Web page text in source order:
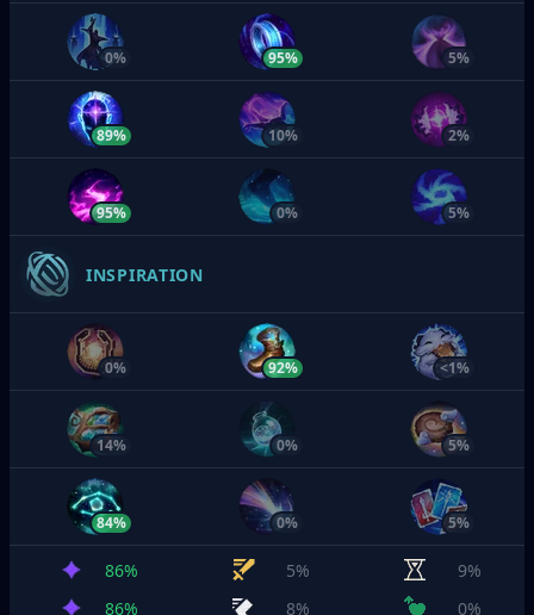
0% 95% 5%
89% 10% 2%
95% 0% 5%
INSPIRATION
0% 92% <1%
14% 0% 5%
84% 0% 5%
86% 5%
9%
86%
8% 0%